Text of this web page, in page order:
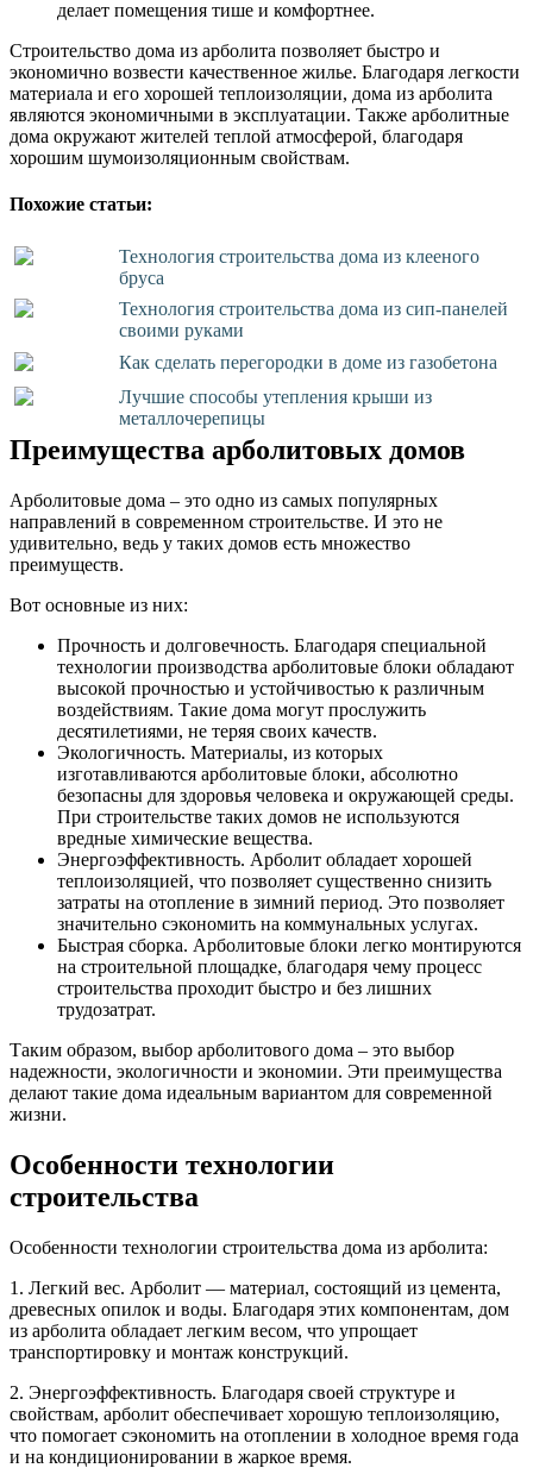
делает помещения тише и комфортнее.
Строительство дома из арболита позволяет быстро и
экономично возвести качественное жилье. Благодаря легкости
материала и его хорошей теплоизоляции, дома из арболита
являются экономичными в эксплуатации. Также арболитные
дома окружают жителей теплой атмосферой, благодаря
хорошим шумоизоляционным свойствам.
Похожие статьи:
Технология строительства дома из клееного
бруса
Технология строительства дома из сип-панелей
своими руками
Как сделать перегородки в доме из газобетона
Лучшие способы утепления крыши из
металлочерепицы
Преимущества арболитовых домов
Арболитовые дома – это одно из самых популярных
направлений в современном строительстве. И это не
удивительно, ведь у таких домов есть множество
преимуществ.
Вот основные из них:
Прочность и долговечность. Благодаря специальной
технологии производства арболитовые блоки обладают
высокой прочностью и устойчивостью к различным
воздействиям. Такие дома могут прослужить
десятилетиями, не теряя своих качеств.
Экологичность. Материалы, из которых
изготавливаются арболитовые блоки, абсолютно
безопасны для здоровья человека и окружающей среды.
При строительстве таких домов не используются
вредные химические вещества.
Энергоэффективность. Арболит обладает хорошей
теплоизоляцией, что позволяет существенно снизить
затраты на отопление в зимний период. Это позволяет
значительно сэкономить на коммунальных услугах.
Быстрая сборка. Арболитовые блоки легко монтируются
на строительной площадке, благодаря чему процесс
строительства проходит быстро и без лишних
трудозатрат.
Таким образом, выбор арболитового дома – это выбор
надежности, экологичности и экономии. Эти преимущества
делают такие дома идеальным вариантом для современной
жизни.
Особенности технологии
строительства
Особенности технологии строительства дома из арболита:
1. Легкий вес. Арболит — материал, состоящий из цемента,
древесных опилок и воды. Благодаря этих компонентам, дом
из арболита обладает легким весом, что упрощает
транспортировку и монтаж конструкций.
2. Энергоэффективность. Благодаря своей структуре и
свойствам, арболит обеспечивает хорошую теплоизоляцию,
что помогает сэкономить на отоплении в холодное время года
и на кондиционировании в жаркое время.